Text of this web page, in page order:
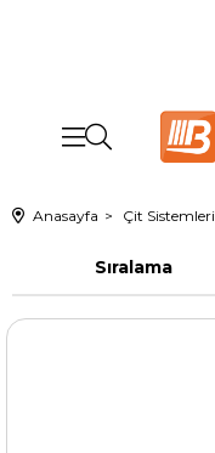
Anasayfa Çit Sistemleri
Sıralama